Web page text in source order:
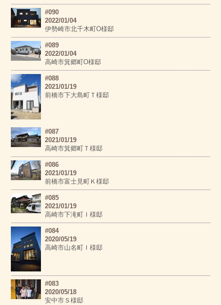
#090
2022/01/04
伊勢崎市北千木町O様邸
#089
2022/01/04
高崎市箕郷町O様邸
#088
2021/01/19
前橋市下大島町Ｔ様邸
#087
2021/01/19
高崎市箕郷町Ｔ様邸
#086
2021/01/19
前橋市富士見町Ｋ様邸
#085
2021/01/19
高崎市下滝町Ｉ様邸
#084
2020/05/19
高崎市山名町Ｉ様邸
#083
2020/05/18
安中市Ｓ様邸